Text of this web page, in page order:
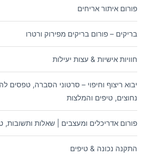
פורום איתור אריחים
בריקים – פורום בריקים מפירוק ורטרו
חוויות אישיות & עצות יעילות
יבוא ריצוף וחיפוי – סרטוני הסברה, טפסים
נחוצים, טיפים והמלצות
פורום אדריכלים ומעצבים | שאלות ותשובות,
התקנה נכונה & טיפים